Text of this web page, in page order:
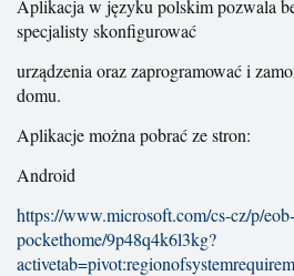
Aplikacja w języku polskim pozwala
specjalisty skonfigurować
urządzenia oraz zaprogramować i
domu.
Aplikacje można pobrać ze stron:
Android
https://www.microsoft.com/cs-cz/p/eob-
pockethome/9p48q4k6l3kg?